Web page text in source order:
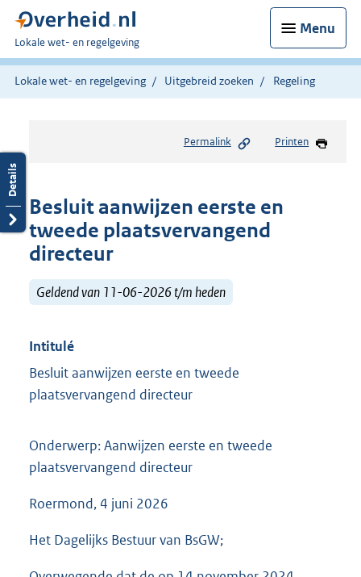
Menu
U
bent
hier:
Lokale wet- en regelgeving
Lokale wet- en regelgeving Uitgebreid zoeken Regeling
Permalink Printen
Besluit aanwijzen eerste en
tweede plaatsvervangend
directeur
Geldend van 11-06-2026 t/m heden
Intitulé
Besluit aanwijzen eerste en tweede
plaatsvervangend directeur
Onderwerp: Aanwijzen eerste en tweede
plaatsvervangend directeur
Roermond, 4 juni 2026
Het Dagelijks Bestuur van BsGW;